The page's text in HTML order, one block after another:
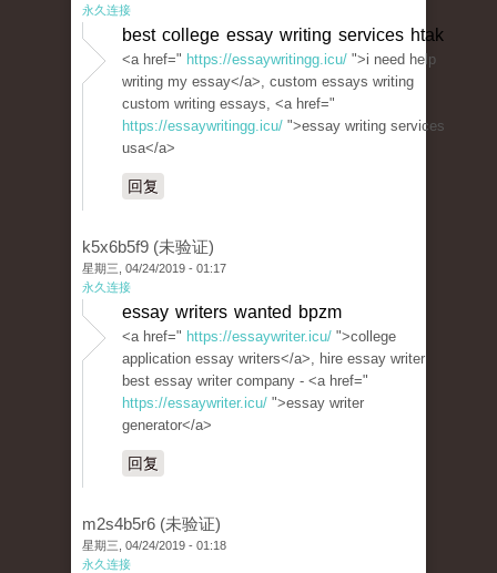
永久连接
best college essay writing services htak
<a href=" https://essaywritingg.icu/ ">i need help
writing my essay</a>, custom essays writing
custom writing essays, <a href="
https://essaywritingg.icu/ ">essay writing services
usa</a>
回复
k5x6b5f9 (未验证)
星期三, 04/24/2019 - 01:17
永久连接
essay writers wanted bpzm
<a href=" https://essaywriter.icu/ ">college
application essay writers</a>, hire essay writer
best essay writer company - <a href="
https://essaywriter.icu/ ">essay writer
generator</a>
回复
m2s4b5r6 (未验证)
星期三, 04/24/2019 - 01:18
永久连接